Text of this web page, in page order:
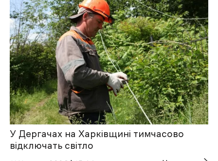
У Дергачах на Харківщині тимчасово
відключать світло